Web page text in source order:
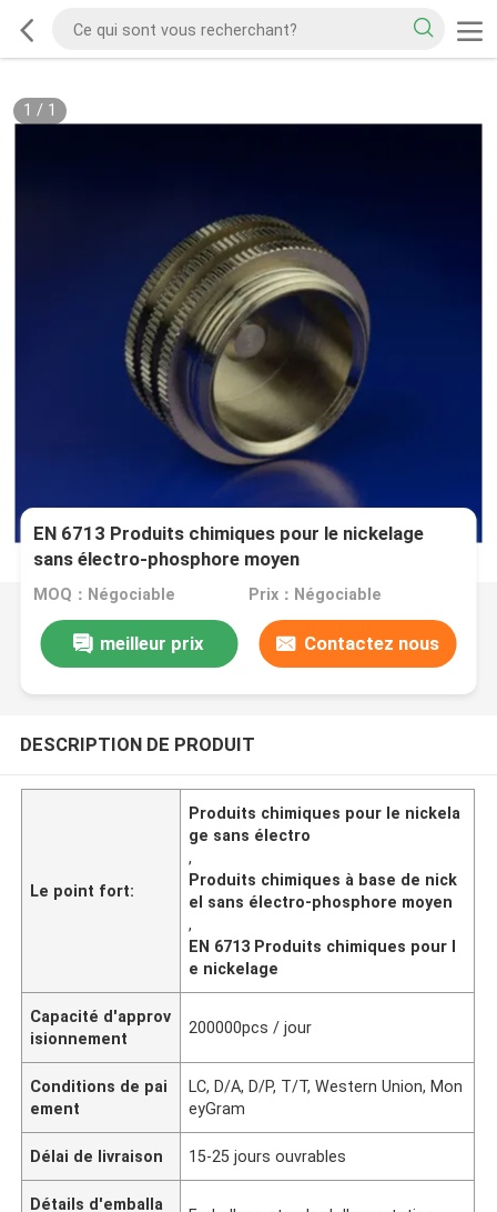
1 / 1
EN 6713 Produits chimiques pour le nickelage
sans électro-phosphore moyen
MOQ：Négociable Prix：Négociable
meilleur prix Contactez nous
DESCRIPTION DE PRODUIT
Le point fort:
Produits chimiques pour le nickela
ge sans électro
,
Produits chimiques à base de nick
el sans électro-phosphore moyen
,
EN 6713 Produits chimiques pour l
e nickelage
Capacité d'approv
isionnement
200000pcs / jour
Conditions de pai
ement
LC, D/A, D/P, T/T, Western Union, Mon
eyGram
Délai de livraison 15-25 jours ouvrables
Détails d'emballa